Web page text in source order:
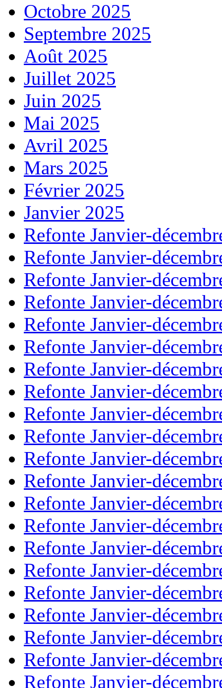
Octobre 2025
Septembre 2025
Août 2025
Juillet 2025
Juin 2025
Mai 2025
Avril 2025
Mars 2025
Février 2025
Janvier 2025
Refonte Janvier-
Refonte Janvier-
Refonte Janvier-
Refonte Janvier-
Refonte Janvier-
Refonte Janvier-
Refonte Janvier-
Refonte Janvier-
Refonte Janvier-
Refonte Janvier-
Refonte Janvier-
Refonte Janvier-
Refonte Janvier-
Refonte Janvier-
Refonte Janvier-
Refonte Janvier-
Refonte Janvier-
Refonte Janvier-
Refonte Janvier-
Refonte Janvier-
Refonte Janvier-